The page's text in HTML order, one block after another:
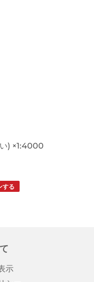
) ×1:4000
する
示